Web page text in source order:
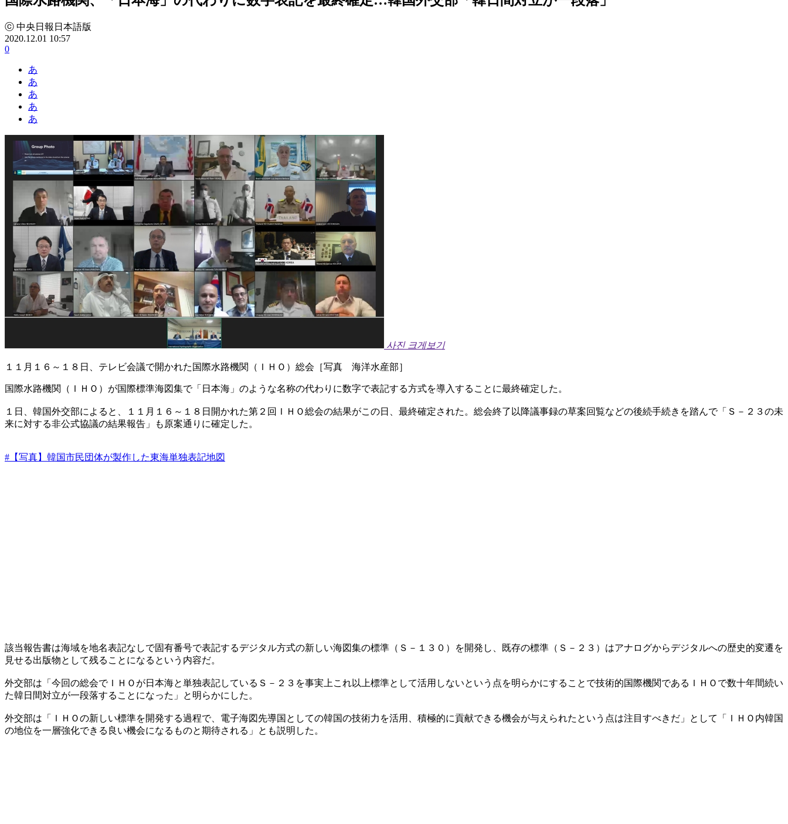
ⓒ 中央日報日本語版
2020.12.01 10:57
0
あ
あ
あ
あ
あ
사진 크게보기
１１月１６～１８日、テレビ会議で開かれた国際水路機関（ＩＨＯ）総会［写真 海洋水産部］
国際水路機関（ＩＨＯ）が国際標準海図集で「日本海」のような名称の代わりに数字で表記する方式を導入することに最終確定した。
１日、韓国外交部によると、１１月１６～１８日開かれた第２回ＩＨＯ総会の結果がこの日、最終確定された。総会終了以降議事録の草案回覧などの後続手続きを踏んで「Ｓ－２３の未
来に対する非公式協議の結果報告」も原案通りに確定した。
#【写真】韓国市民団体が製作した東海単独表記地図
該当報告書は海域を地名表記なしで固有番号で表記するデジタル方式の新しい海図集の標準（Ｓ－１３０）を開発し、既存の標準（Ｓ－２３）はアナログからデジタルへの歴史的変遷を
見せる出版物として残ることになるという内容だ。
外交部は「今回の総会でＩＨＯが日本海と単独表記しているＳ－２３を事実上これ以上標準として活用しないという点を明らかにすることで技術的国際機関であるＩＨＯで数十年間続い
た韓日間対立が一段落することになった」と明らかにした。
外交部は「ＩＨＯの新しい標準を開発する過程で、電子海図先導国としての韓国の技術力を活用、積極的に貢献できる機会が与えられたという点は注目すべきだ」として「ＩＨＯ内韓国
の地位を一層強化できる良い機会になるものと期待される」とも説明した。